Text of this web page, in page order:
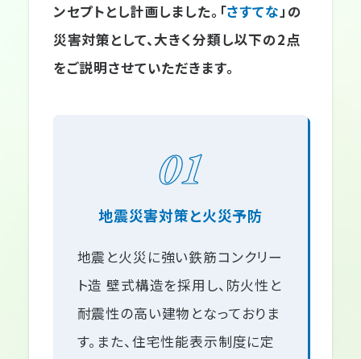
ンセプトとし計画しました。「さすてな 」の
災害対策として、大きく分類し以下の2点
をご説明させていただきます。
01
地震災害対策と火災予防
地震と火災に強い鉄筋コンクリー
ト造 壁式構造を採用し、防火性と
耐震性の高い建物となっておりま
す。また、住宅性能表示制度に定